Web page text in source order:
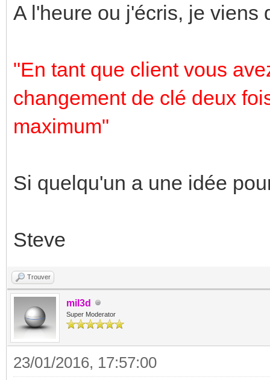
A l'heure ou j'écris, je
"En tant que client vous
changement de clé deux
maximum"
Si quelqu'un a une idée
Steve
Trouver
mil3d
Super Moderator
23/01/2016, 17:57:00